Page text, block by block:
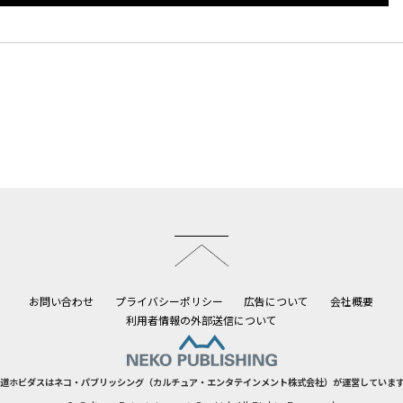
お問い合わせ プライバシーポリシー 広告について
会社概要
利用者情報の外部送信について
ホビダスはネコ・パブリッシング（カルチュア・エンタテインメント株式会社）が運営していま